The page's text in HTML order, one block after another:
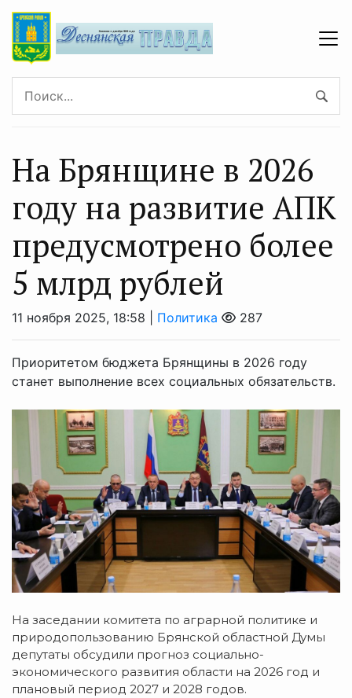
На Брянщине в 2026
году на развитие АПК
предусмотрено более
5 млрд рублей
11 ноября 2025, 18:58 | Политика 287
Приоритетом бюджета Брянщины в 2026 году
станет выполнение всех социальных обязательств.
На заседании комитета по аграрной политике и
природопользованию Брянской областной Думы
депутаты обсудили прогноз социально-
экономического развития области на 2026 год и
плановый период 2027 и 2028 годов.